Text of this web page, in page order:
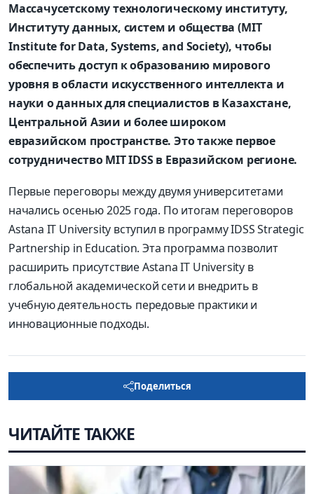
Массачусетскому технологическому институту,
Институту данных, систем и общества (MIT
Institute for Data, Systems, and Society), чтобы
обеспечить доступ к образованию мирового
уровня в области искусственного интеллекта и
науки о данных для специалистов в Казахстане,
Центральной Азии и более широком
евразийском пространстве. Это также первое
сотрудничество MIT IDSS в Евразийском регионе.
Первые переговоры между двумя университетами
начались осенью 2025 года. По итогам переговоров
Astana IT University вступил в программу IDSS Strategic
Partnership in Education. Эта программа позволит
расширить присутствие Astana IT University в
глобальной академической сети и внедрить в
учебную деятельность передовые практики и
инновационные подходы.
Поделиться
ЧИТАЙТЕ ТАКЖЕ